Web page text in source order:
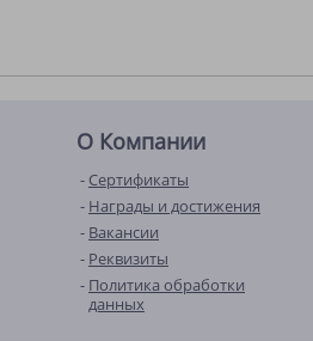
О Компании
Сертификаты
Награды и достижения
Вакансии
Реквизиты
Политика обработки
данных